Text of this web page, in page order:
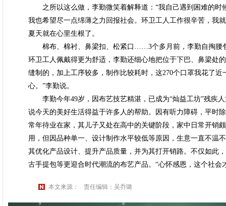
之所以这么做，李勤微笑着解释道：“我自己遇到困难的时
我也希望尽一点绵薄之力回报社会。环卫工人工作很辛苦，我
夏天就在心里生根了。
棉布、棉衬、鼻梁扣、松紧口……3个多月前，李勤自掏腰
环卫工人佩戴得更为舒适，李勤还细心地把位于下巴、鼻梁处
缝制的，加上工序较多，制作比较耗时，这270个口罩我花了
心。”李勤说。
李勤今年49岁，因布艺技艺精湛，已成为“灿益工坊”残疾人
说今天的美好生活得益于许多人的帮助。因有听力障碍，平时
常年待业在家，其儿子又处在高中的关键阶段，家中日常开销
用，但因品种单一、设计制作水平较低等原因，生意一直不温
其优化产品设计、提升产品质量，并为其打开销路。不仅如此
古手提包等更迎合时代潮流的布艺产品。“心怀感恩，这个社
本文来源： 责任编辑：吴乔璐